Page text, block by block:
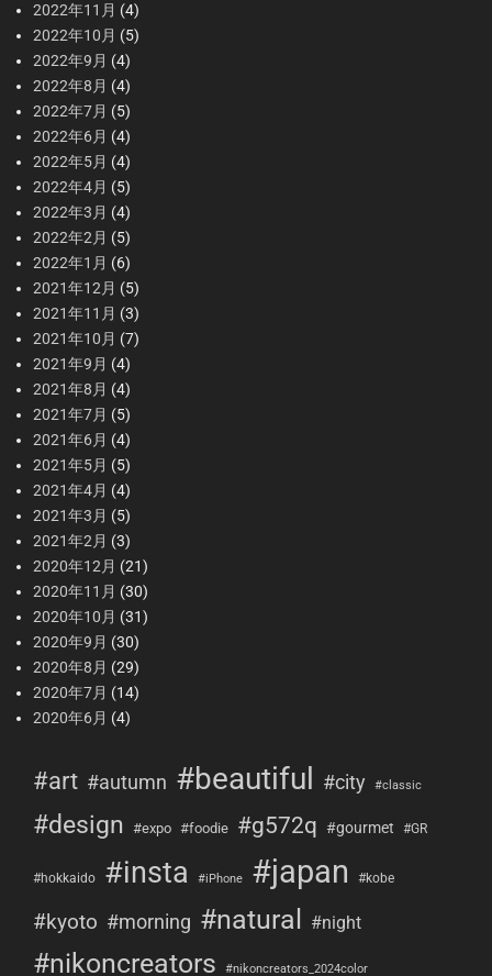
2022年11月 (4)
2022年10月 (5)
2022年9月 (4)
2022年8月 (4)
2022年7月 (5)
2022年6月 (4)
2022年5月 (4)
2022年4月 (5)
2022年3月 (4)
2022年2月 (5)
2022年1月 (6)
2021年12月 (5)
2021年11月 (3)
2021年10月 (7)
2021年9月 (4)
2021年8月 (4)
2021年7月 (5)
2021年6月 (4)
2021年5月 (5)
2021年4月 (4)
2021年3月 (5)
2021年2月 (3)
2020年12月 (21)
2020年11月 (30)
2020年10月 (31)
2020年9月 (30)
2020年8月 (29)
2020年7月 (14)
2020年6月 (4)
#art #autumn #beautiful #city #classic
#design #expo #foodie #g572q #gourmet #GR
#hokkaido #insta #iPhone #japan #kobe
#kyoto #morning #natural #night
#nikoncreators #nikoncreators_2024color